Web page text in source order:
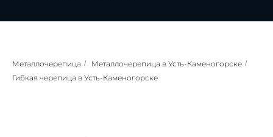
Металлочерепица / Металлочерепица в Усть-Каменогорске /
Гибкая черепица в Усть-Каменогорске